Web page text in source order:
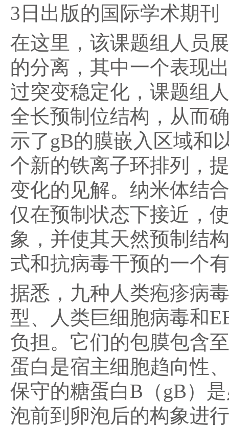
3日出版的国际学术期刊
在这里，该课题组人员
的分离，其中一个表现
过突变稳定化，课题组
全长预制位结构，从而
示了gB的膜嵌入区域和
个新的铁离子环排列，
变化的见解。纳米体结
仅在预制状态下接近，
象，并使其天然预制结
式和抗病毒干预的一个
据悉，九种人类疱疹病
型、人类巨细胞病毒和
负担。它们的包膜包含
蛋白是宿主细胞趋向性
保守的糖蛋白B（gB）
泡前到卵泡后的构象进